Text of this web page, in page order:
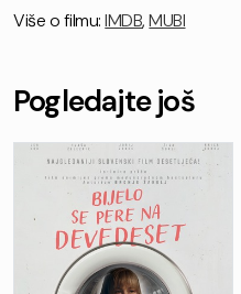
Više o filmu:IMDB,MUBI
Pogledajte još